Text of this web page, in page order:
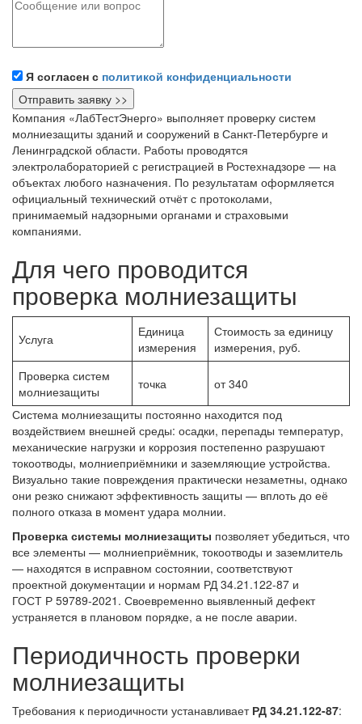
Я согласен с политикой конфиденциальности
Компания «ЛабТестЭнерго» выполняет проверку систем
молниезащиты зданий и сооружений в Санкт-Петербурге и
Ленинградской области. Работы проводятся
электролабораторией с регистрацией в Ростехнадзоре — на
объектах любого назначения. По результатам оформляется
официальный технический отчёт с протоколами,
принимаемый надзорными органами и страховыми
компаниями.
Для чего проводится
проверка молниезащиты
Услуга
Единица
измерения
Стоимость за единицу
измерения, руб.
Проверка систем
молниезащиты
точка
от 340
Система молниезащиты постоянно находится под
воздействием внешней среды: осадки, перепады температур,
механические нагрузки и коррозия постепенно разрушают
токоотводы, молниеприёмники и заземляющие устройства.
Визуально такие повреждения практически незаметны, однако
они резко снижают эффективность защиты — вплоть до её
полного отказа в момент удара молнии.
Проверка системы молниезащиты позволяет убедиться, что
все элементы — молниеприёмник, токоотводы и заземлитель
— находятся в исправном состоянии, соответствуют
проектной документации и нормам РД 34.21.122-87 и
ГОСТ Р 59789-2021. Своевременно выявленный дефект
устраняется в плановом порядке, а не после аварии.
Периодичность проверки
молниезащиты
Требования к периодичности устанавливает РД 34.21.122-87: